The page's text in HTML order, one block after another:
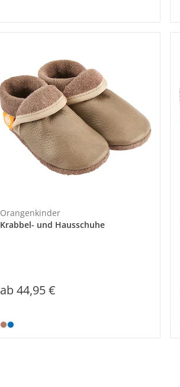
Orangenkinder
Krabbel- und Hausschuhe
ab 44,95 €